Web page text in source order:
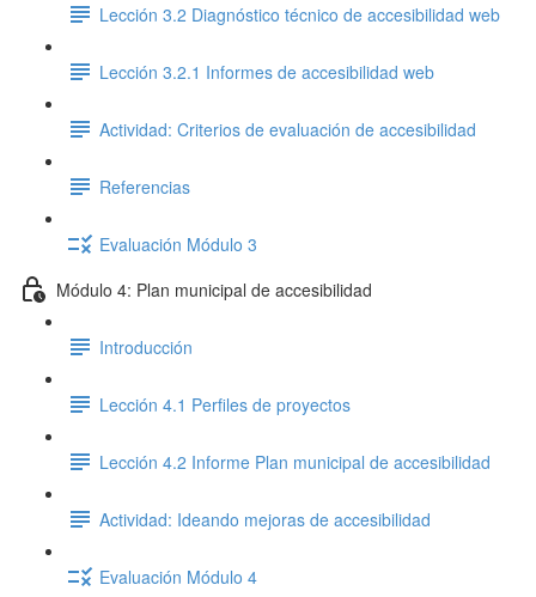
Lección 3.2 Diagnóstico técnico de accesibilidad web
Lección 3.2.1 Informes de accesibilidad web
Actividad: Criterios de evaluación de accesibilidad
Referencias
Evaluación Módulo 3
Módulo 4: Plan municipal de accesibilidad
Introducción
Lección 4.1 Perfiles de proyectos
Lección 4.2 Informe Plan municipal de accesibilidad
Actividad: Ideando mejoras de accesibilidad
Evaluación Módulo 4